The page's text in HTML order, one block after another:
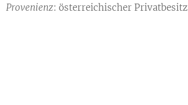
Provenienz: österreichischer Privatbesitz